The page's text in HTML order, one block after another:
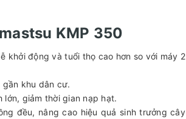
KMP 350
khởi động và tuổi thọ cao hơn so với máy 2
khu dân cư.
giảm thời gian nạp hạt.
đều, nâng cao hiệu quả sinh trưởng cây